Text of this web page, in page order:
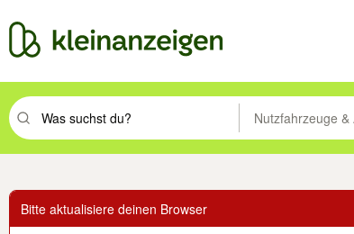
Suchbegriff eingeben. Eingabetaste drücken um zuNutzfahrzeuge
Bitte aktualisiere deinen Browser